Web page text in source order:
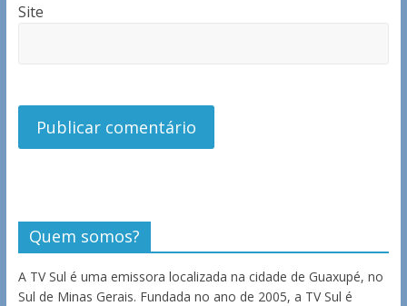
Site
Quem somos?
A TV Sul é uma emissora localizada na cidade de Guaxupé, no
Sul de Minas Gerais. Fundada no ano de 2005, a TV Sul é